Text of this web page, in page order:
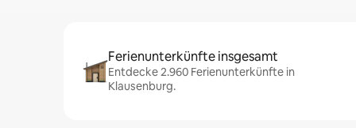
Ferienunterkünfte insgesamt
Entdecke 2.960 Ferienunterkünfte in
Klausenburg.